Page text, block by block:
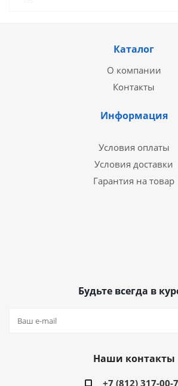
Каталог
О компании
Контакты
Информация
Условия оплаты
Условия доставки
Гарантия на товар
Будьте всегда в
Наши контакты
+7 (812) 317-00-